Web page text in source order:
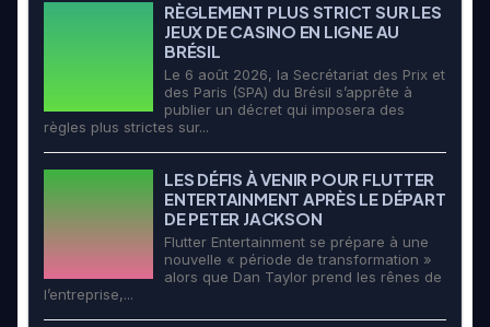
RÈGLEMENT PLUS STRICT SUR LES
JEUX DE CASINO EN LIGNE AU
BRÉSIL
Le 6 août 2026, la Secrétariat des Prix et
des Paris (SPA) du Brésil s’apprête à
publier un décret qui imposera des
règles plus strictes sur...
LES DÉFIS À VENIR POUR FLUTTER
ENTERTAINMENT APRÈS LE DÉPART
DE PETER JACKSON
Flutter Entertainment se prépare à une
nouvelle « période de transformation »
alors que Dan Taylor prend les rênes de
l’entreprise,...